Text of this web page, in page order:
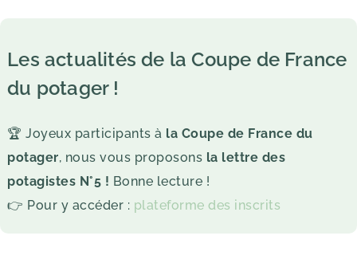
Les actualités de la Coupe de France
du potager !
🏆 Joyeux participants à la Coupe de France du
potager, nous vous proposons la lettre des
potagistes N°5 ! Bonne lecture !
👉 Pour y accéder : plateforme des inscrits